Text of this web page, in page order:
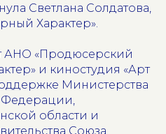
Светлана Солдатова,
Характер».
АНО «Продюсерский
и киностудия «Арт
Министерства
Федерации,
области и
Союза